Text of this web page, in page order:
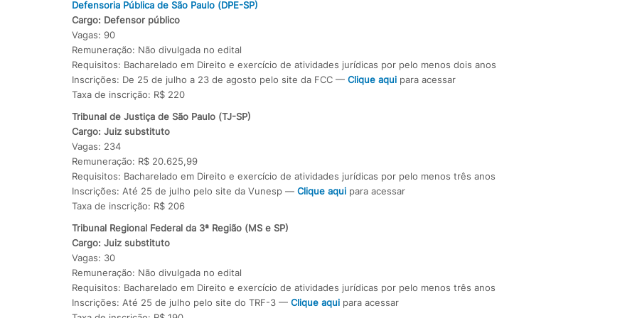
Defensoria Pública de São Paulo (DPE-SP)
Cargo: Defensor público
Vagas: 90
Remuneração: Não divulgada no edital
Requisitos: Bacharelado em Direito e exercício de atividades jurídicas por pelo menos dois anos
Inscrições: De 25 de julho a 23 de agosto pelo site da FCC — Clique aquipara acessar
Taxa de inscrição: R$ 220
Tribunal de Justiça de São Paulo (TJ-SP)
Cargo: Juiz substituto
Vagas: 234
Remuneração: R$ 20.625,99
Requisitos: Bacharelado em Direito e exercício de atividades jurídicas por pelo menos três anos
Inscrições: Até 25 de julho pelo site da Vunesp — Clique aquipara acessar
Taxa de inscrição: R$ 206
Tribunal Regional Federal da 3ª Região (MS e SP)
Cargo: Juiz substituto
Vagas: 30
Remuneração: Não divulgada no edital
Requisitos: Bacharelado em Direito e exercício de atividades jurídicas por pelo menos três anos
Inscrições: Até 25 de julho pelo site do TRF-3 — Clique aquipara acessar